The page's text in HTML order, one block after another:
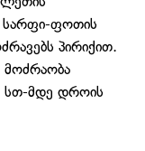
სარფი-ფოთის
პირიქით.
სთ-მდე დროის